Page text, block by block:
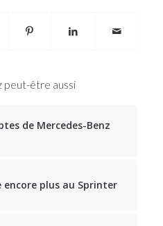
peut-être aussi
de Mercedes-Benz
encore plus au Sprinter